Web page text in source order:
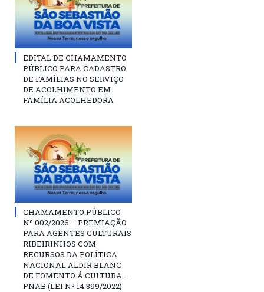
EDITAL DE CHAMAMENTO
PÚBLICO PARA CADASTRO
DE FAMÍLIAS NO SERVIÇO
DE ACOLHIMENTO EM
FAMÍLIA ACOLHEDORA
CHAMAMENTO PÚBLICO
Nº 002/2026 – PREMIAÇÃO
PARA AGENTES CULTURAIS
RIBEIRINHOS COM
RECURSOS DA POLÍTICA
NACIONAL ALDIR BLANC
DE FOMENTO Á CULTURA –
PNAB (LEI Nº 14.399/2022)